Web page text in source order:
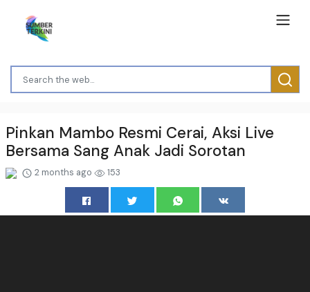
Pinkan Mambo Resmi Cerai, Aksi Live
Bersama Sang Anak Jadi Sorotan
2 months ago 153